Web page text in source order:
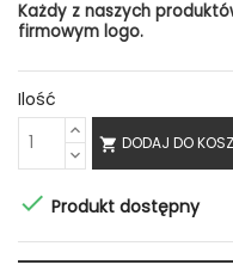
Każdy z naszych
firmowym logo.
Ilość
 DODAJ DO
 Produkt dostępny